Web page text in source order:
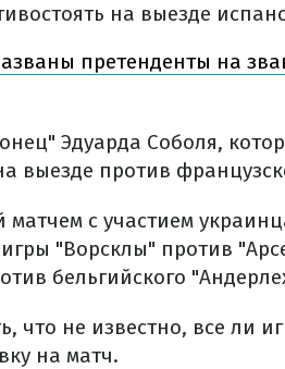
на выезде
претенденты на
Эдуарда Соболя,
выезде против
с участием
"Ворсклы" против
бельгийского
что не известно, все ли
на матч.